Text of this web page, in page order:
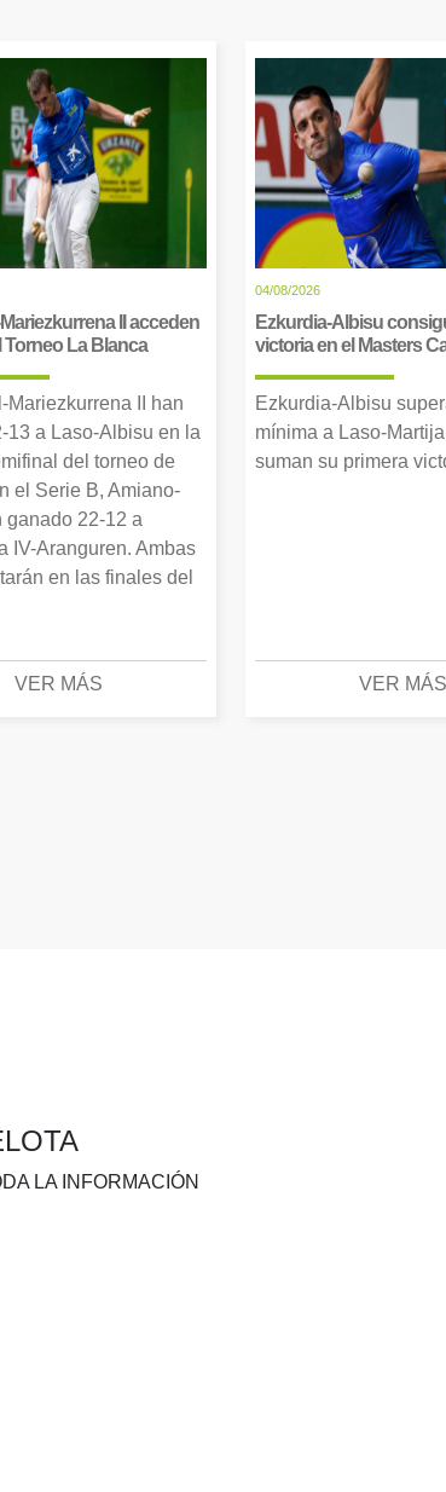
II acceden
Torneo La Blanca
Mariezkurrena II han
13 a Laso-Albisu en la
del torneo de
el Serie B, Amiano-
ganado 22-12 a
IV-Aranguren. Ambas
en las finales del
VER MÁS
04/08/2026
Ezkurdia-Albisu
victoria en el Masters
Ezkurdia-Albisu
mínima a Laso-
suman su primera
VER MÁS
LA INFORMACIÓN